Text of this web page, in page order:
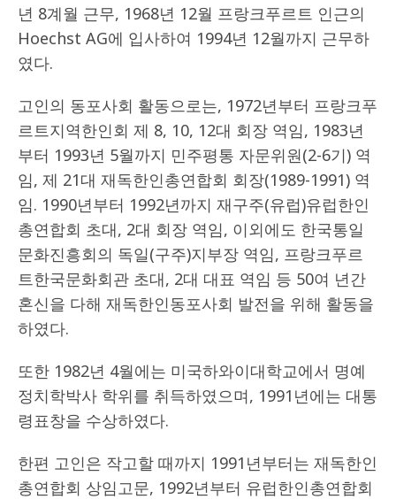
년 8계월 근무, 1968년 12월 프랑크푸르트 인근의
Hoechst AG에 입사하여 1994년 12월까지 근무하
였다.
고인의 동포사회 활동으로는, 1972년부터 프랑크푸
르트지역한인회 제 8, 10, 12대 회장 역임, 1983년
부터 1993년 5월까지 민주평통 자문위원(2-6기) 역
임, 제 21대 재독한인총연합회 회장(1989-1991) 역
임. 1990년부터 1992년까지 재구주(유럽)유럽한인
총연합회 초대, 2대 회장 역임, 이외에도 한국통일
문화진흥회의 독일(구주)지부장 역임, 프랑크푸르
트한국문화회관 초대, 2대 대표 역임 등 50여 년간
혼신을 다해 재독한인동포사회 발전을 위해 활동을
하였다.
또한 1982년 4월에는 미국하와이대학교에서 명예
정치학박사 학위를 취득하였으며, 1991년에는 대통
령표창을 수상하였다.
한편 고인은 작고할 때까지 1991년부터는 재독한인
총연합회 상임고문, 1992년부터 유럽한인총연합회